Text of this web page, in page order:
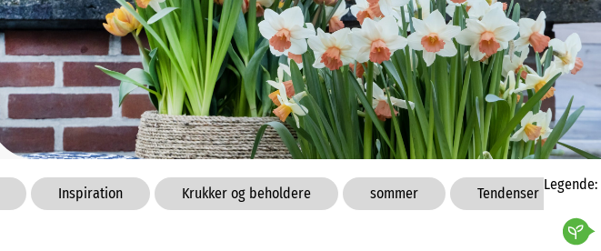
Inspiration Krukker og beholdere sommer Tendenser
Legende: